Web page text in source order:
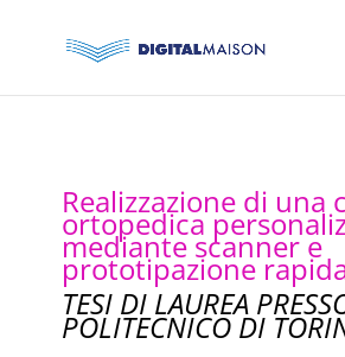
Realizzazione di una
ortopedica
mediante scanner e
prototipazione
TESI DI LAUREA
POLITECNICO DI